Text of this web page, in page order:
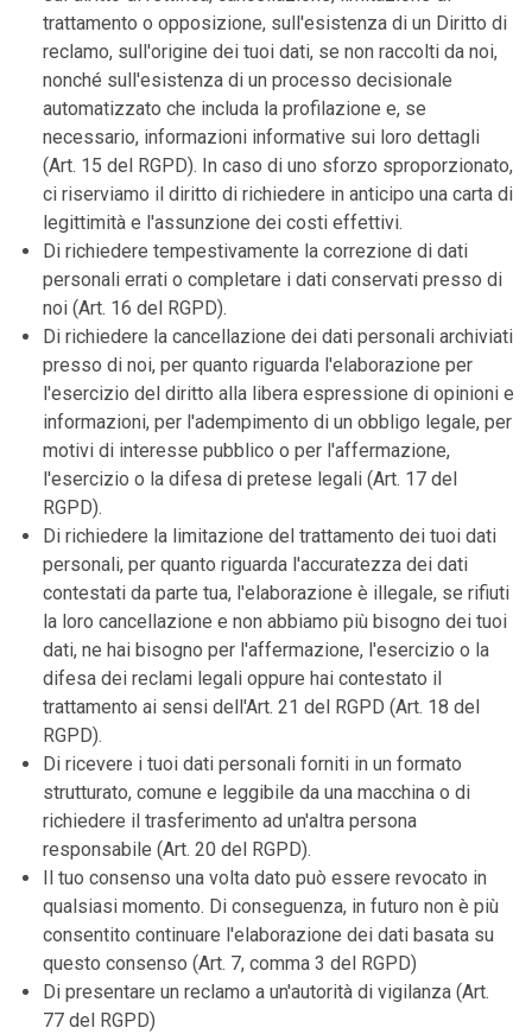
trattamento o opposizione, sull'esistenza di un Diritto di
reclamo, sull'origine dei tuoi dati, se non raccolti da noi,
nonché sull'esistenza di un processo decisionale
automatizzato che includa la profilazione e, se
necessario, informazioni informative sui loro dettagli
(Art. 15 del RGPD). In caso di uno sforzo sproporzionato,
ci riserviamo il diritto di richiedere in anticipo una carta di
legittimità e l'assunzione dei costi effettivi.
Di richiedere tempestivamente la correzione di dati
personali errati o completare i dati conservati presso di
noi (Art. 16 del RGPD).
Di richiedere la cancellazione dei dati personali archiviati
presso di noi, per quanto riguarda l'elaborazione per
l'esercizio del diritto alla libera espressione di opinioni e
informazioni, per l'adempimento di un obbligo legale, per
motivi di interesse pubblico o per l'affermazione,
l'esercizio o la difesa di pretese legali (Art. 17 del
RGPD).
Di richiedere la limitazione del trattamento dei tuoi dati
personali, per quanto riguarda l'accuratezza dei dati
contestati da parte tua, l'elaborazione è illegale, se rifiuti
la loro cancellazione e non abbiamo più bisogno dei tuoi
dati, ne hai bisogno per l'affermazione, l'esercizio o la
difesa dei reclami legali oppure hai contestato il
trattamento ai sensi dell'Art. 21 del RGPD (Art. 18 del
RGPD).
Di ricevere i tuoi dati personali forniti in un formato
strutturato, comune e leggibile da una macchina o di
richiedere il trasferimento ad un'altra persona
responsabile (Art. 20 del RGPD).
Il tuo consenso una volta dato può essere revocato in
qualsiasi momento. Di conseguenza, in futuro non è più
consentito continuare l'elaborazione dei dati basata su
questo consenso (Art. 7, comma 3 del RGPD)
Di presentare un reclamo a un'autorità di vigilanza (Art.
77 del RGPD)